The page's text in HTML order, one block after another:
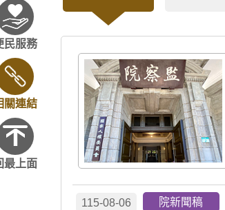
民服務
關連結
最上面
115-08-06 院新聞稿